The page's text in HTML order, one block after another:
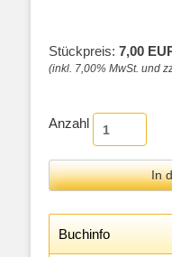
Stückpreis: 7,00
(inkl. 7,00% MwSt. und
Anzahl
Buchinfo